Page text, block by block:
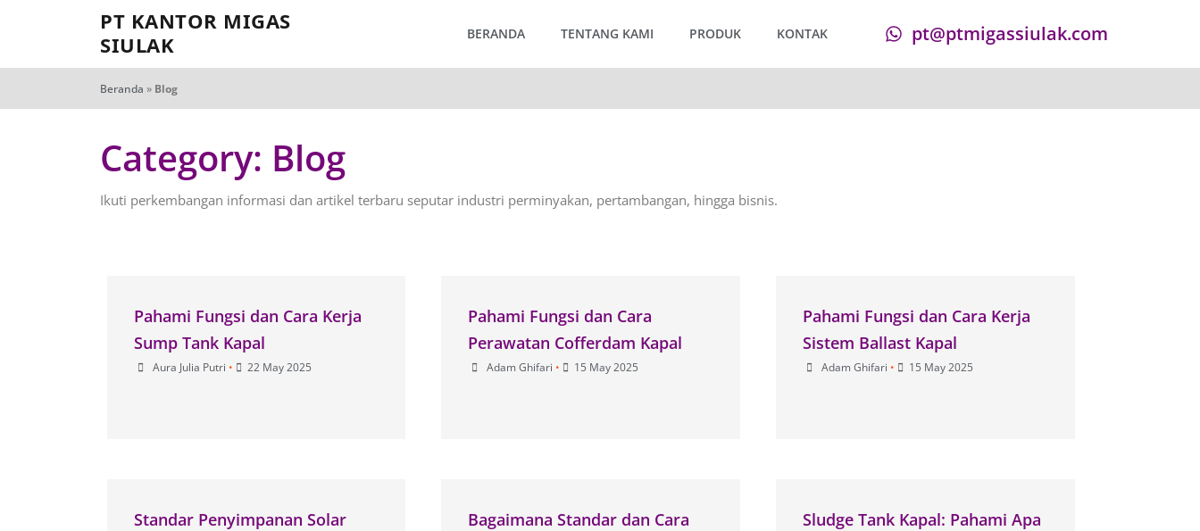
PT KANTOR MIGAS
SIULAK
BERANDA TENTANG KAMI PRODUK KONTAK pt@ptmigassiulak.com
Beranda » Blog
Category: Blog
Ikuti perkembangan informasi dan artikel terbaru seputar industri perminyakan, pertambangan, hingga bisnis.
Pahami Fungsi dan Cara Kerja
Sump Tank Kapal
Aura Julia Putri • 22 May 2025
Pahami Fungsi dan Cara
Perawatan Cofferdam Kapal
Adam Ghifari • 15 May 2025
Pahami Fungsi dan Cara Kerja
Sistem Ballast Kapal
Adam Ghifari • 15 May 2025
Standar Penyimpanan Solar
Bagaimana Standar dan Cara
Sludge Tank Kapal: Pahami Apa